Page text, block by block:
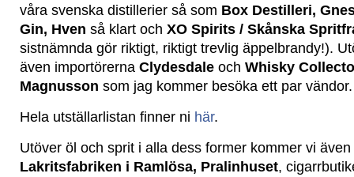
våra svenska distillerier så som Box Destilleri,
Gin, Hven så klart och XO Spirits / Skånska
sistnämnda gör riktigt, riktigt trevlig äppelbrandy!).
även importörerna Clydesdale och Whisky
Magnusson som jag kommer besöka ett par vändor.
Hela utställarlistan finner ni här.
Utöver öl och sprit i alla dess former kommer vi
Lakritsfabriken i Ramlösa, Pralinhuset,